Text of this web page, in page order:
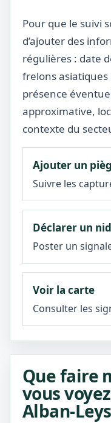
Pour que le suivi
d’ajouter des
régulières : date
frelons
présence
approximative,
contexte du
Ajouter un
Suivre les
Déclarer un nid
Poster un
Voir la carte
Consulter les
Que faire
vous
Alban-